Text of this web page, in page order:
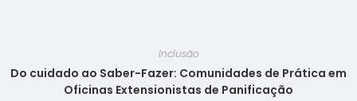
Inclusão
Do cuidado ao Saber-Fazer: Comunidades de Prática em
Oficinas Extensionistas de Panificação